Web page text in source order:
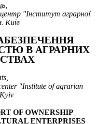
"Інститут аграрної
Київ
В АГРАРНИХ
"Institute of agrarian
OF OWNERSHIP
ENTERPRISES